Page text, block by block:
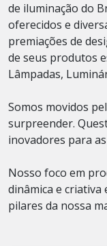
de iluminação do
oferecidos e
premiações de
de seus produtos
Lâmpadas,
Somos movidos
surpreender.
inovadores para
Nosso foco em
dinâmica e criativa
pilares da nossa